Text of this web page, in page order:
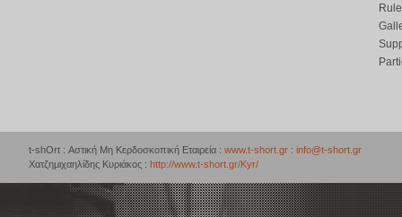
t-shOrt : Αστική Μη Κερδοσκοπική Εταιρεία : www.t-short.gr : info@t-short.gr
Χατζημιχαηλίδης Κυριάκος : http://www.t-short.gr/Kyr/